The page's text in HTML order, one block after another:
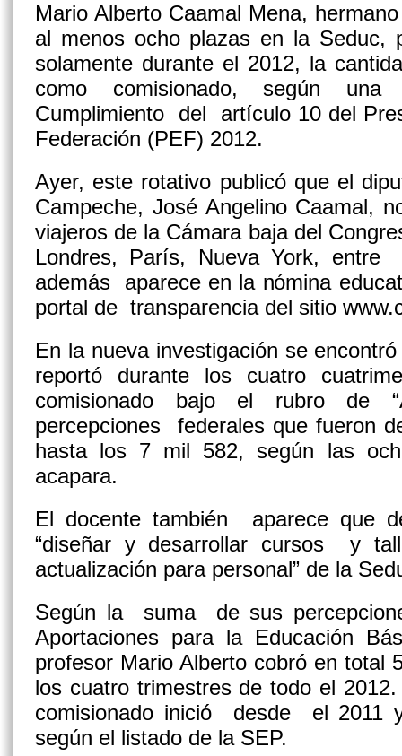
Mario Alberto Caamal Mena,
al menos ocho plazas en la Seduc,
solamente durante el 2012, la
como comisionado, según
Cumplimiento del artículo 10 del
Federación (PEF) 2012.
Ayer, este rotativo publicó que el
Campeche, José Angelino Caamal,
viajeros de la Cámara baja del
Londres, París, Nueva York, entre
además aparece en la nómina
portal de transparencia del sitio
En la nueva investigación se
reportó durante los cuatro
comisionado bajo el rubro de
percepciones federales que fueron
hasta los 7 mil 582, según las
acapara.
El docente también aparece que
“diseñar y desarrollar cursos y
actualización para personal” de la
Según la suma de sus
Aportaciones para la Educación
profesor Mario Alberto cobró en total
los cuatro trimestres de todo el
comisionado inició desde el 2011
según el listado de la SEP.